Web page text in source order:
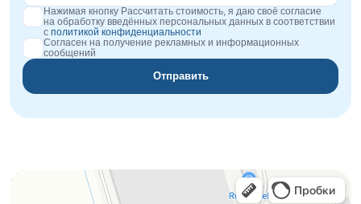
Нажимая кнопку Рассчитать стоимость, я даю своё согласие
на обработку введённых персональных данных в соответствии
с политикой конфиденциальности
Согласен на получение рекламных и информационных
сообщений
Отправить
Orgplex
Оргстекло, поликарбонат в Лыткарине
Торговое оборудование в Лыткарине